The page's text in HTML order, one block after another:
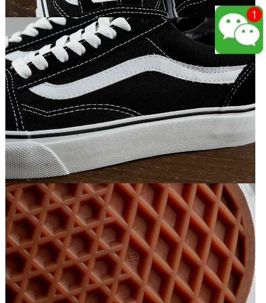
VANS-万斯 情侣款时尚潮鞋高帮...
Vans 范斯 情侣款时尚潮鞋高帮帆布休闲鞋板鞋